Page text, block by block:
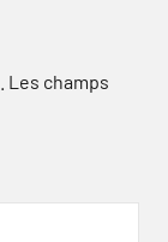
Les champs